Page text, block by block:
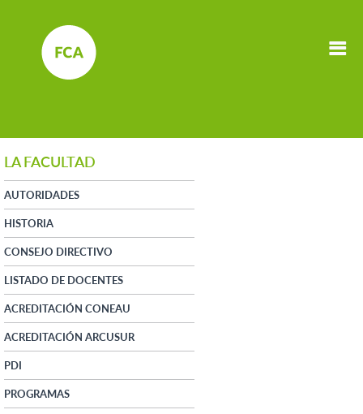
LA FACULTAD
AUTORIDADES
HISTORIA
CONSEJO DIRECTIVO
LISTADO DE DOCENTES
ACREDITACIÓN CONEAU
ACREDITACIÓN ARCUSUR
PDI
PROGRAMAS